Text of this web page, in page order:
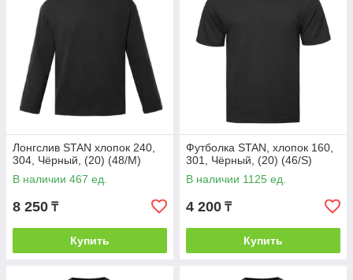
Лонгслив STAN хлопок 240,
304, Чёрный, (20) (48/M)
В наличии 467 ед.
8 250 ₸
Купить
Футболка STAN, хлопок 160,
301, Чёрный, (20) (46/S)
В наличии 1125 ед.
4 200 ₸
Купить